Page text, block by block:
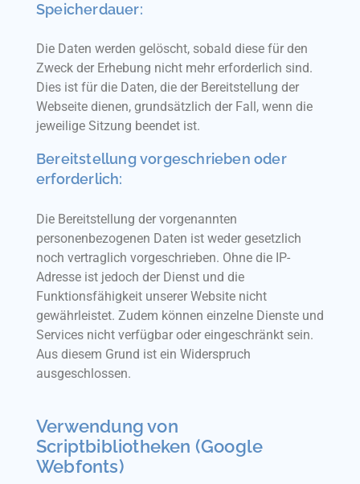
Speicherdauer:
Die Daten werden gelöscht, sobald diese für den
Zweck der Erhebung nicht mehr erforderlich sind.
Dies ist für die Daten, die der Bereitstellung der
Webseite dienen, grundsätzlich der Fall, wenn die
jeweilige Sitzung beendet ist.
Bereitstellung vorgeschrieben oder
erforderlich:
Die Bereitstellung der vorgenannten
personenbezogenen Daten ist weder gesetzlich
noch vertraglich vorgeschrieben. Ohne die IP-
Adresse ist jedoch der Dienst und die
Funktionsfähigkeit unserer Website nicht
gewährleistet. Zudem können einzelne Dienste und
Services nicht verfügbar oder eingeschränkt sein.
Aus diesem Grund ist ein Widerspruch
ausgeschlossen.
Verwendung von
Scriptbibliotheken (Google
Webfonts)